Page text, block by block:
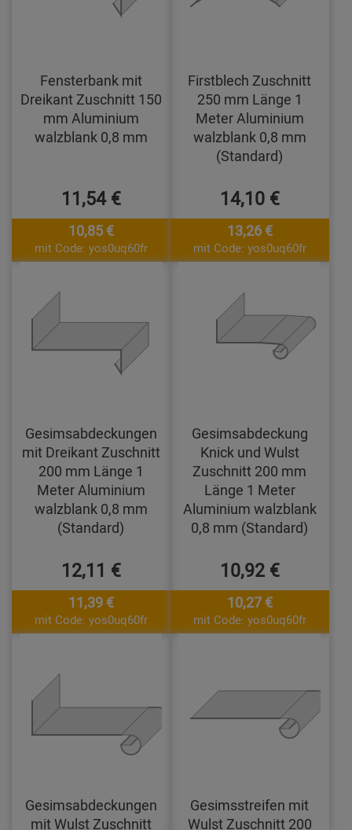
Fensterbank mit
Dreikant Zuschnitt 150
mm Aluminium
walzblank 0,8 mm
11,54 €
10,85 €
mit Code: yos0uq60fr
Firstblech Zuschnitt
250 mm Länge 1
Meter Aluminium
walzblank 0,8 mm
(Standard)
14,10 €
13,26 €
mit Code: yos0uq60fr
Gesimsabdeckungen
mit Dreikant Zuschnitt
200 mm Länge 1
Meter Aluminium
walzblank 0,8 mm
(Standard)
12,11 €
11,39 €
mit Code: yos0uq60fr
Gesimsabdeckung
Knick und Wulst
Zuschnitt 200 mm
Länge 1 Meter
Aluminium walzblank
0,8 mm (Standard)
10,92 €
10,27 €
mit Code: yos0uq60fr
Gesimsabdeckungen
mit Wulst Zuschnitt
Gesimsstreifen mit
Wulst Zuschnitt 200